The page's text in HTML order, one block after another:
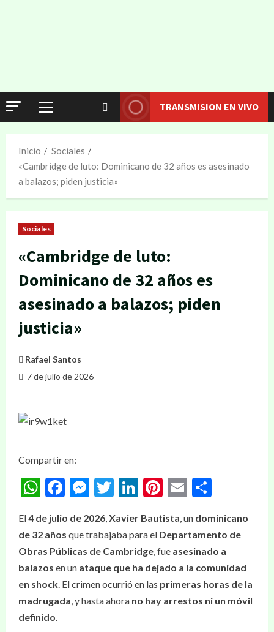
TRANSMISION EN VIVO
Inicio
Sociales
«Cambridge de luto: Dominicano de 32 años es asesinado
a balazos; piden justicia»
Sociales
«Cambridge de luto:
Dominicano de 32 años es
asesinado a balazos; piden
justicia»
Rafael Santos
7 de julio de 2026
Compartir en:
WhatsApp
Facebook
Messenger
Twitter
LinkedIn
Pinterest
Email
El4 de julio de 2026,Xavier Bautista, un dominicano
de 32 años que trabajaba para el Departamento de
Obras Públicas de Cambridge, fue asesinado a
balazos en un ataque que ha dejado a la comunidad
en shock. El crimen ocurrió en las primeras horas de la
madrugada, y hasta ahora no hay arrestos ni un móvil
definido.